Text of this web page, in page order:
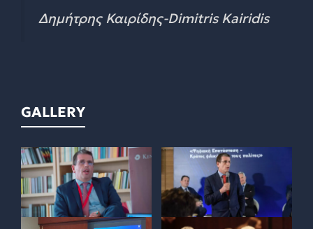
Δημήτρης Καιρίδης-Dimitris Kairidis
GALLERY